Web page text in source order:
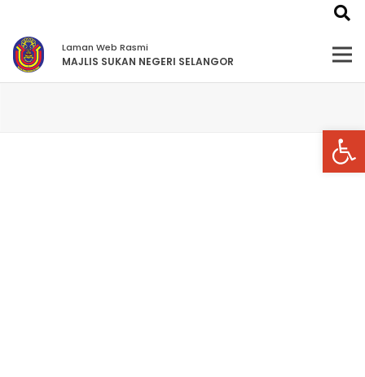
Laman Web Rasmi
MAJLIS SUKAN NEGERI SELANGOR